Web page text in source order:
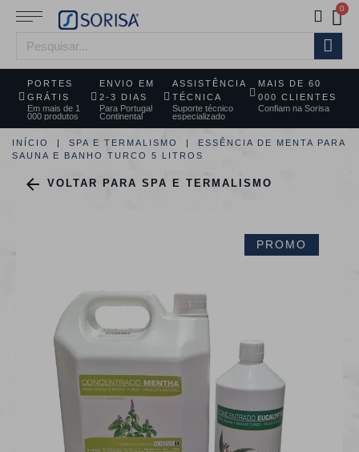
PORTES
GRÁTIS
Em mais de 1
000 produtos
ENVIO EM
2-3 DIAS
Para Portugal
Continental
ASSISTÊNCIA
TÉCNICA
Suporte técnico
especializado
MAIS DE 60
000 CLIENTES
Confiam na Sorisa
INÍCIO SPA E TERMALISMO
ESSÊNCIA DE MENTA PARA
SAUNA E BANHO TURCO 5 LITROS
 VOLTAR PARA SPA E TERMALISMO
PROMO